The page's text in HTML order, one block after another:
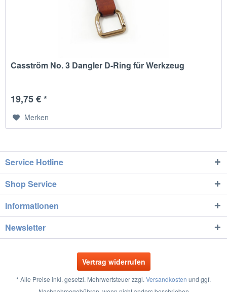
Casström No. 3 Dangler D-Ring für Werkzeug
19,75 € *
Merken
Service Hotline
Shop Service
Informationen
Newsletter
Vertrag widerrufen
* Alle Preise inkl. gesetzl. Mehrwertsteuer zzgl. Versandkosten und ggf.